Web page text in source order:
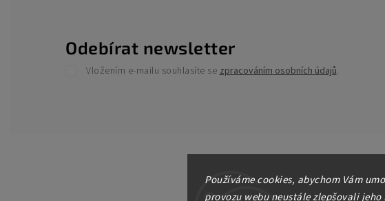
Používáme cookies, abychom Vám
provozu webu neustále zlepšovali
Odebírat newsletter
Vložením e-mailu souhlasíte sezpracováním osobních údajů.